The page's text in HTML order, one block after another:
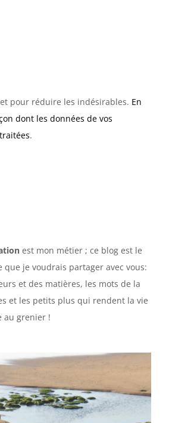
pour réduire les indésirables. En
dont les données de vos
.
est mon métier ; ce blog est le
je voudrais partager avec vous:
et des matières, les mots de la
et les petits plus qui rendent la vie
au grenier !